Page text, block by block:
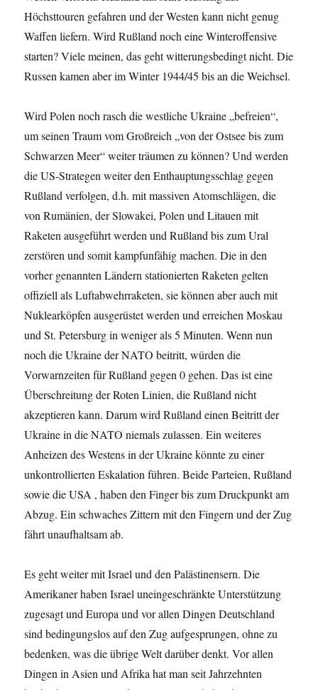
Höchsttouren gefahren und der Westen kann nicht genug
Waffen liefern. Wird Rußland noch eine Winteroffensive
starten? Viele meinen, das geht witterungsbedingt nicht. Die
Russen kamen aber im Winter 1944/45 bis an die Weichsel.
Wird Polen noch rasch die westliche Ukraine „befreien“,
um seinen Traum vom Großreich „von der Ostsee bis zum
Schwarzen Meer“ weiter träumen zu können? Und werden
die US-Strategen weiter den Enthauptungsschlag gegen
Rußland verfolgen, d.h. mit massiven Atomschlägen, die
von Rumänien, der Slowakei, Polen und Litauen mit
Raketen ausgeführt werden und Rußland bis zum Ural
zerstören und somit kampfunfähig machen. Die in den
vorher genannten Ländern stationierten Raketen gelten
offiziell als Luftabwehrraketen, sie können aber auch mit
Nuklearköpfen ausgerüstet werden und erreichen Moskau
und St. Petersburg in weniger als 5 Minuten. Wenn nun
noch die Ukraine der NATO beitritt, würden die
Vorwarnzeiten für Rußland gegen 0 gehen. Das ist eine
Überschreitung der Roten Linien, die Rußland nicht
akzeptieren kann. Darum wird Rußland einen Beitritt der
Ukraine in die NATO niemals zulassen. Ein weiteres
Anheizen des Westens in der Ukraine könnte zu einer
unkontrollierten Eskalation führen. Beide Parteien, Rußland
sowie die USA , haben den Finger bis zum Druckpunkt am
Abzug. Ein schwaches Zittern mit den Fingern und der Zug
fährt unaufhaltsam ab.
Es geht weiter mit Israel und den Palästinensern. Die
Amerikaner haben Israel uneingeschränkte Unterstützung
zugesagt und Europa und vor allen Dingen Deutschland
sind bedingungslos auf den Zug aufgesprungen, ohne zu
bedenken, was die übrige Welt darüber denkt. Vor allen
Dingen in Asien und Afrika hat man seit Jahrzehnten